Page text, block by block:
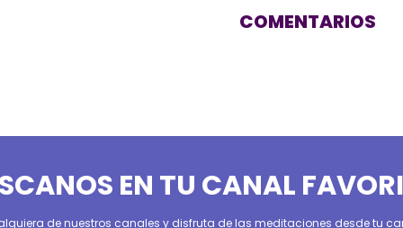
COMENTARIOS
EN TU CANAL
de nuestros canales y disfruta de las meditaciones desde tu